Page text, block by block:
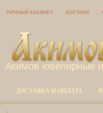
ЛИЧНЫЙ КАБИНЕТ КОРЗИНА
Акимов ювелирные
ДОСТАВКА И ОПЛАТА